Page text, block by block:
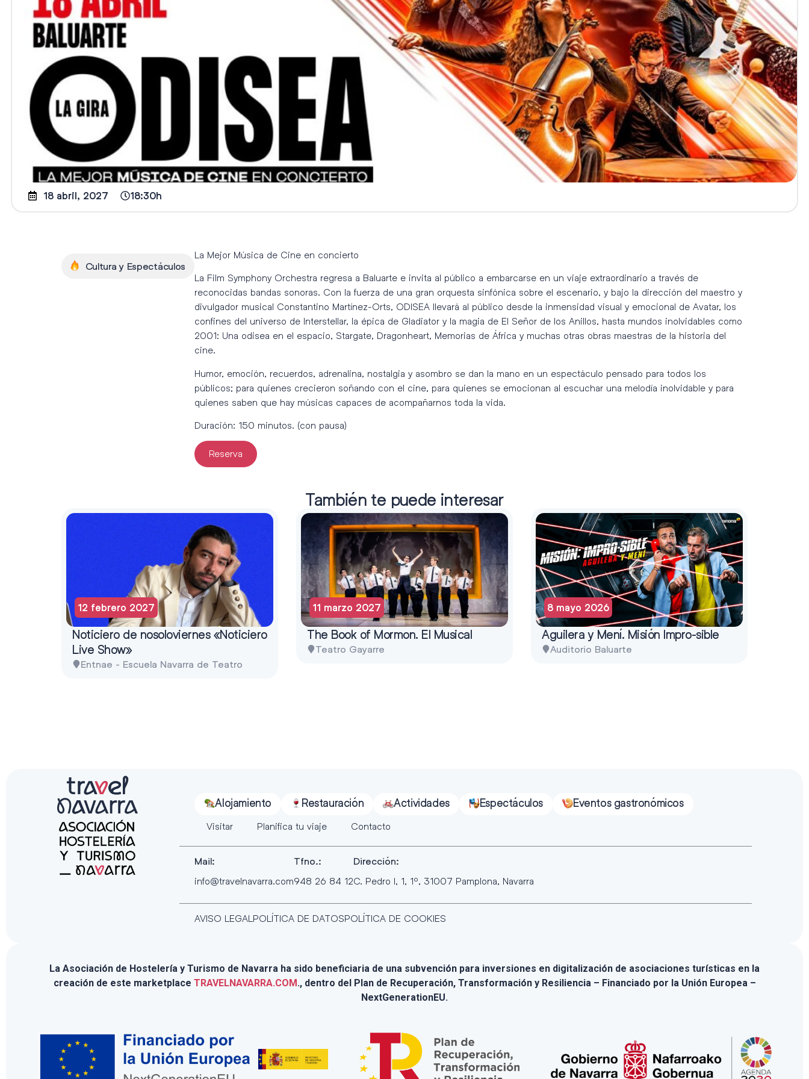
18 abril, 2027 18:30h
Cultura y Espectáculos
La Mejor Música de Cine en concierto
La Film Symphony Orchestra regresa a Baluarte e invita al público a embarcarse en un viaje extraordinario a través de
reconocidas bandas sonoras. Con la fuerza de una gran orquesta sinfónica sobre el escenario, y bajo la dirección del maestro y
divulgador musical Constantino Martínez-Orts, ODISEA llevará al público desde la inmensidad visual y emocional de Avatar, los
confines del universo de Interstellar, la épica de Gladiator y la magia de El Señor de los Anillos, hasta mundos inolvidables como
2001: Una odisea en el espacio, Stargate, Dragonheart, Memorias de África y muchas otras obras maestras de la historia del
cine.
Humor, emoción, recuerdos, adrenalina, nostalgia y asombro se dan la mano en un espectáculo pensado para todos los
públicos; para quienes crecieron soñando con el cine, para quienes se emocionan al escuchar una melodía inolvidable y para
quienes saben que hay músicas capaces de acompañarnos toda la vida.
Duración: 150 minutos. (con pausa)
Reserva
También te puede interesar
12 febrero 2027
Noticiero de nosoloviernes «Noticiero
Live Show»
Entnae - Escuela Navarra de Teatro
11 marzo 2027
The Book of Mormon. El Musical
Teatro Gayarre
8 mayo 2026
Aguilera y Mení. Misión Impro-sible
Auditorio Baluarte
Alojamiento Restauración Actividades Espectáculos Eventos gastronómicos
Visitar Planifica tu viaje Contacto
Mail:
info@travelnavarra.com
Tfno.:
948 26 84 12
Dirección:
C. Pedro I, 1, 1º, 31007 Pamplona, Navarra
AVISO LEGAL POLÍTICA DE DATOSPOLÍTICA DE COOKIES
La Asociación de Hostelería y Turismo de Navarra ha sido beneficiaria de una subvención para inversiones en digitalización de asociaciones turísticas en la
creación de este marketplace TRAVELNAVARRA.COM ., dentro del Plan de Recuperación, Transformación y Resiliencia – Financiado por la Unión Europea –
NextGenerationEU.